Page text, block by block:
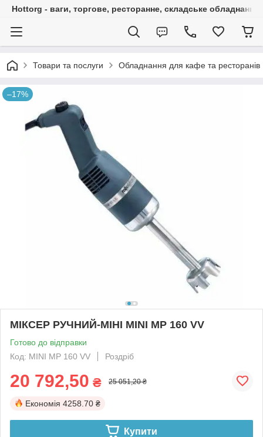
Hottorg - ваги, торгове, ресторанне, складське обладнання
Товари та послуги Обладнання для кафе та ресторанів
–17%
МІКСЕР РУЧНИЙ-МІНІ MINI MP 160 VV
Готово до відправки
Код: MINI MP 160 VV
Роздріб
20 792,50 ₴ 25 051,20 ₴
Економія 4258.70 ₴
Купити